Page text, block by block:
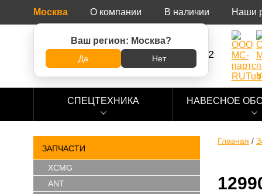
Москва
Ваш регион: Москва?
Да Нет
О компании В наличии Наши
8 (800) 500-73-92
СПЕЦТЕХНИКА НАВЕСНОЕ
ЗАПЧАСТИ
XCMG
ANT
Главная /